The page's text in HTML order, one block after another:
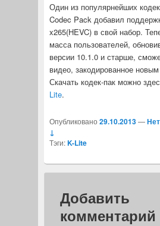
Один из популярнейших
Codec Pack добавил
x265(HEVC) в свой набор.
масса пользователей,
версии 10.1.0 и старше,
видео, закодированное
Скачать кодек-пак можно
Lite.
Опубликовано 29.10.2013—
↓
Тэги:K-Lite
Добавить
комментарий